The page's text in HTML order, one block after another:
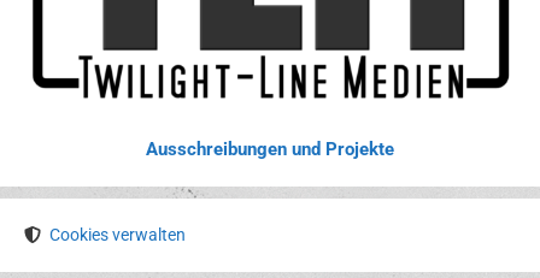
Ausschreibungen und Projekte
Cookies verwalten